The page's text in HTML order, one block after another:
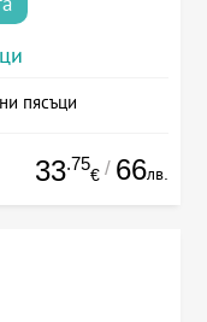
пясъци
33.75
€ / 66лв.